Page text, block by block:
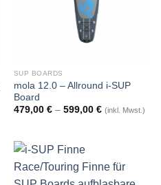
SUP BOARDS
mola 12.0 – Allround i-SUP
Board
479,00 €– 599,00 € (inkl. Mwst.)